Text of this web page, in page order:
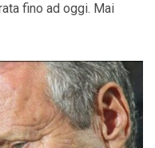
fino ad oggi. Mai